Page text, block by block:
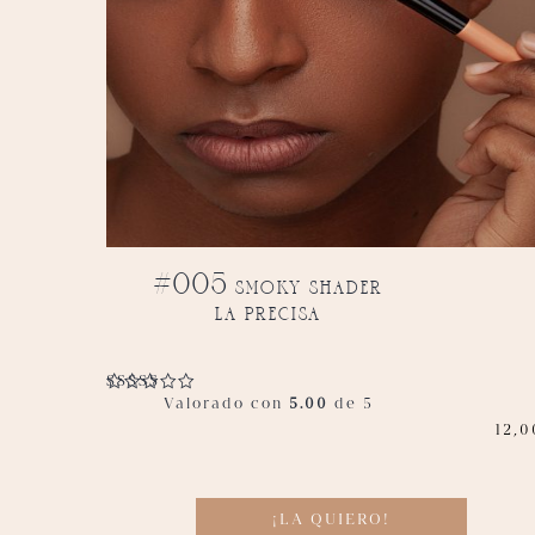
#005 smoky shader
la precisa
Valorado con 5.00 de 5
¡LA QUIERO!